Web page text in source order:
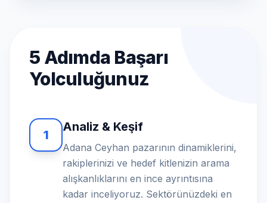
5 Adımda Başarı
Yolculuğunuz
1
Analiz & Keşif
Adana Ceyhan pazarının dinamiklerini,
rakiplerinizi ve hedef kitlenizin arama
alışkanlıklarını en ince ayrıntısına
kadar inceliyoruz. Sektörünüzdeki en